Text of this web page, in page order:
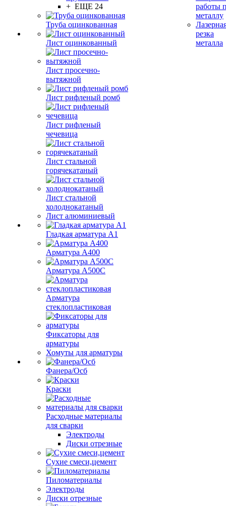
+ ЕЩЕ 24
Труба оцинкованная
Лист оцинкованный
Лист просечно-
вытяжной
Лист рифленый ромб
Лист рифленый
чечевица
Лист стальной
горячекатаный
Лист стальной
холоднокатаный
Лист алюминиевый
Гладкая арматура А1
Арматура А400
Арматура A500C
Арматура
стеклопластиковая
Фиксаторы для
арматуры
Хомуты для арматуры
Фанера/Осб
Краски
Расходные материалы
для сварки
Электроды
Диски отрезные
Сухие смеси,цемент
Пиломатериалы
Электроды
Диски отрезные
работы
металлу
резка
металла